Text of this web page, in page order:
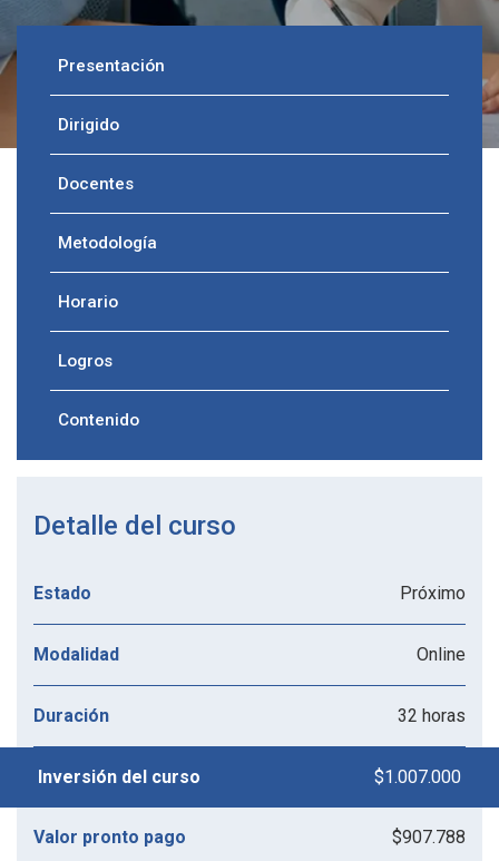
Presentación
Dirigido
Docentes
Metodología
Horario
Logros
Contenido
Detalle del curso
Estado Próximo
Modalidad Online
Duración 32 horas
Inversión del curso $1.007.000
Valor pronto pago $907.788